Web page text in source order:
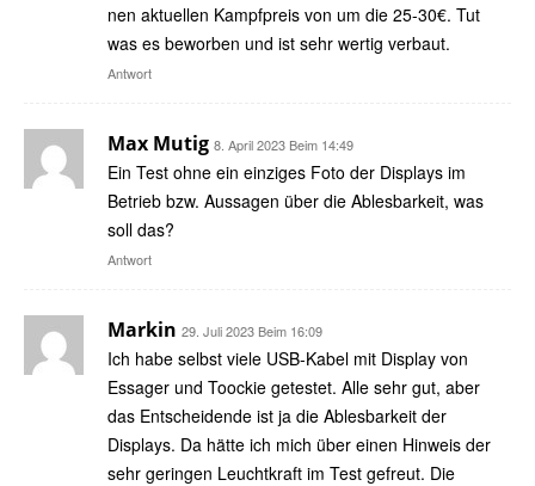
nen aktuellen Kampfpreis von um die 25-30€. Tut
was es beworben und ist sehr wertig verbaut.
Antwort
Max Mutig 8. April 2023 Beim 14:49
Ein Test ohne ein einziges Foto der Displays im
Betrieb bzw. Aussagen über die Ablesbarkeit, was
soll das?
Antwort
Markin 29. Juli 2023 Beim 16:09
Ich habe selbst viele USB-Kabel mit Display von
Essager und Toockie getestet. Alle sehr gut, aber
das Entscheidende ist ja die Ablesbarkeit der
Displays. Da hätte ich mich über einen Hinweis der
sehr geringen Leuchtkraft im Test gefreut. Die